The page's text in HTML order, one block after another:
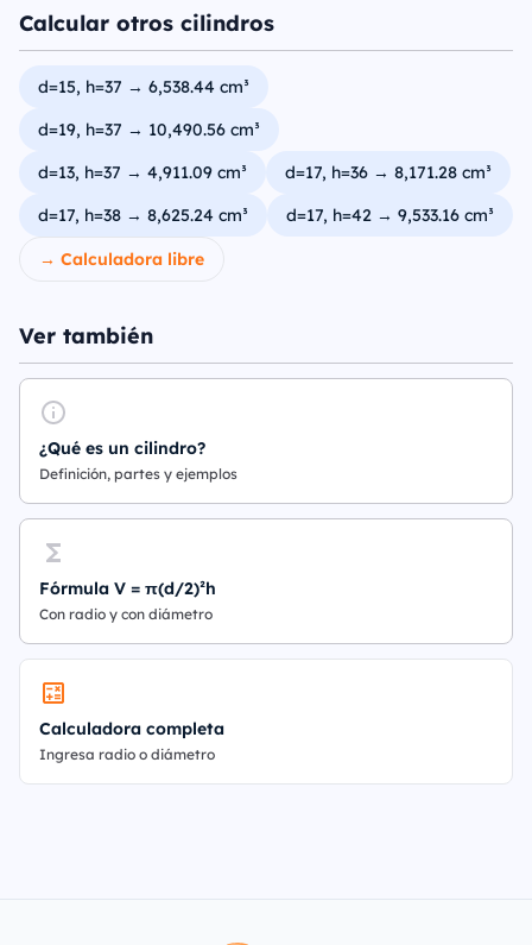
Calcular otros cilindros
d=15, h=37 → 6,538.44 cm³
d=19, h=37 → 10,490.56 cm³
d=13, h=37 → 4,911.09 cm³
d=17, h=36 → 8,171.28 cm³
d=17, h=38 → 8,625.24 cm³
d=17, h=42 → 9,533.16 cm³
→ Calculadora libre
Ver también
¿Qué es un cilindro?
Definición, partes y ejemplos
Fórmula V = π(d/2)²h
Con radio y con diámetro
Calculadora completa
Ingresa radio o diámetro